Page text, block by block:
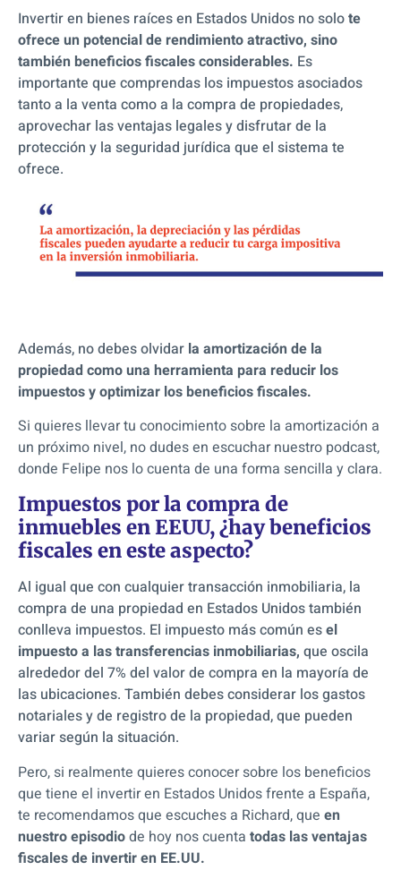
Invertir en bienes raíces en Estados Unidos no solote
ofrece un potencial de rendimiento atractivo, sino
también beneficios fiscales considerables. Es
importante que comprendas los impuestos asociados
tanto a la venta como a la compra de propiedades,
aprovechar las ventajas legales y disfrutar de la
protección y la seguridad jurídica que el sistema te
ofrece.
Además, no debes olvidar la amortización de la
propiedad como una herramienta para reducir los
impuestos y optimizar los beneficios fiscales.
Si quieres llevar tu conocimiento sobre la amortización a
un próximo nivel, no dudes en escuchar nuestro podcast,
donde Felipe nos lo cuenta de una forma sencilla y clara.
Impuestos por la compra de
inmuebles en EEUU, ¿hay beneficios
fiscales en este aspecto?
Al igual que con cualquier transacción inmobiliaria, la
compra de una propiedad en Estados Unidos también
conlleva impuestos. El impuesto más común esel
impuesto a las transferencias inmobiliarias, que oscila
alrededor del 7% del valor de compra en la mayoría de
las ubicaciones. También debes considerar los gastos
notariales y de registro de la propiedad, que pueden
variar según la situación.
Pero, si realmente quieres conocer sobre los beneficios
que tiene el invertir en Estados Unidos frente a España,
te recomendamos que escuches a Richard, que en
nuestro episodiode hoy nos cuenta todas las ventajas
fiscales de invertir en EE.UU.